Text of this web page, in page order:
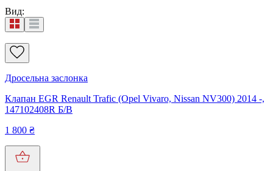
Вид:
Дросельна заслонка
Клапан EGR Renault Trafic (Opel Vivaro, Nissan NV300) 2014 -,
147102408R Б/В
1 800 ₴